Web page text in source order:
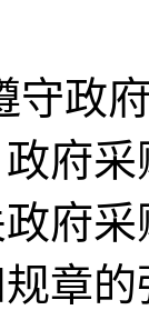
守政
政府
府
章